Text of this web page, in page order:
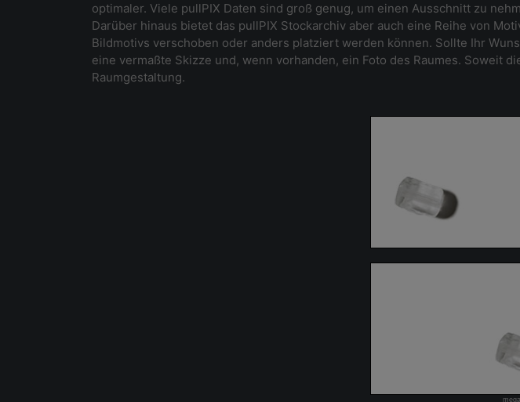
optimaler. Viele pullPIX Daten sind groß genug, um einen Ausschnitt zu
Darüber hinaus bietet das pullPIX Stockarchiv aber auch eine Reihe von
Bildmotivs verschoben oder anders platziert werden können. Sollte Ihr
eine vermaßte Skizze und, wenn vorhanden, ein Foto des Raumes. Soweit
Raumgestaltung.